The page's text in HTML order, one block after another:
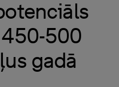
500
gadā